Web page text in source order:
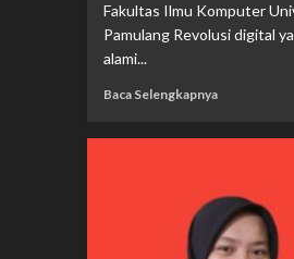
Fakultas Ilmu Komputer
Pamulang Revolusi digital
alami...
Baca Selengkapnya